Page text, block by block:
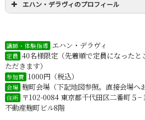
エハン・デラヴィのプロフィール
講師・体験指導 エハン・デラヴィ
定員 40名様限定（先着順で定員になったと
ただきます）
参加費 1000円（税込）
会場 麹町会場（下記地図参照。直接会場へ
住所 〒102-0084 東京都千代田区二番町５
不動産麹町ビル8階